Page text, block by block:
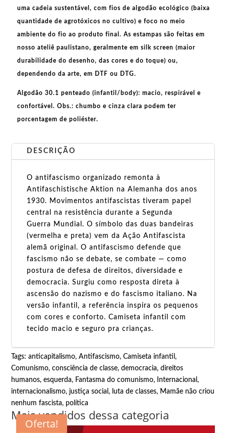
uma cadeia sustentável, com fios dealgodão ecológico (baixa
quantidade de agrotóxicos no cultivo) e foco no meio
ambiente do fio ao produto final. Asestampas são feitas em
nosso ateliê paulistano, geralmente emsilk screen (maior
durabilidade do desenho, das cores e do toque) ou,
dependendo da arte, em DTF ou DTG.
Algodão 30.1 penteado (infantil/body): macio, respirável e
confortável.Obs.: chumbo e cinza clara podem ter
porcentagem de poliéster.
DESCRIÇÃO
O antifascismo organizado remonta à
Antifaschistische Aktion na Alemanha dos anos
1930. Movimentos antifascistas tiveram papel
central na resistência durante a Segunda
Guerra Mundial. O símbolo das duas bandeiras
(vermelha e preta) vem da Ação Antifascista
alemã original. O antifascismo defende que
fascismo não se debate, se combate — como
postura de defesa de direitos, diversidade e
democracia. Surgiu como resposta direta à
ascensão do nazismo e do fascismo italiano. Na
versão infantil, a referência inspira os pequenos
com cores e conforto. Camiseta infantil com
tecido macio e seguro pra crianças.
Tags:anticapitalismo,Antifascismo,Camiseta infantil,
Comunismo,consciência de classe,democracia,direitos
humanos,esquerda, Fantasma do comunismo, Internacional,
internacionalismo, justiça social, luta de classes, Mamãe não criou
nenhum fascista, política
Mais vendidos dessa categoria
Oferta!